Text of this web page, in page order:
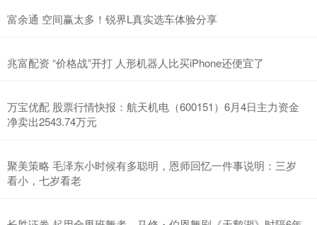
富余通 空间赢太多！锐界L真实选车体验分享
兆富配资 “价格战”开打 人形机器人比买iPhone还便宜了
万宝优配 股票行情快报：航天机电（600151）6月4日主力资金
净卖出2543.74万元
聚美策略 毛泽东小时候有多聪明，恩师回忆一件事说明：三岁
看小，七岁看老